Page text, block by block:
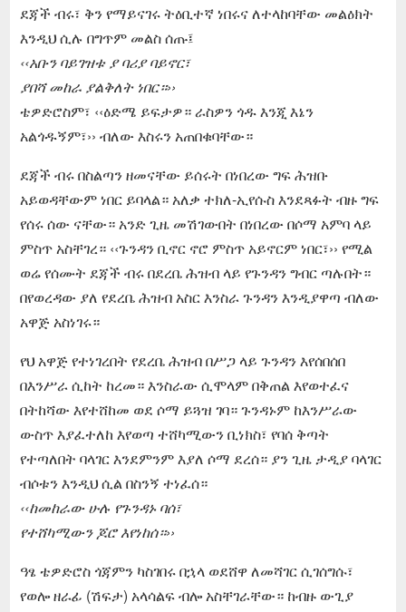
ደጃች ብሩ፣ ቅን የማይናገሩ ትዕቢተኛ ነበሩና ለተላከባቸው መልዕክት
እንዲህ ሲሉ በግጥም መልስ ሰጡ፤
‹‹አቡን ባይገዝቱ ያ ባሪያ ባይኖር፣
ያበሻ መከራ ያልቅለት ነበር።››
ቴዎድሮስም፣ ‹‹ዕድሜ ይፍታዎ። ራስዎን ጎዱ እንጂ እኔን
አልጎዱኝም፣›› ብለው እስሩን አጠበቁባቸው።
ደጃች ብሩ በስልጣን ዘመናቸው ይሰሩት በነበረው ግፍ ሕዝቡ
አይወዳቸውም ነበር ይባላል። አለቃ ተክለ-ኢየሱስ እንደጻፉት ብዙ ግፍ
የሰሩ ሰው ናቸው። አንድ ጊዜ መሽገውበት በነበረው በሶማ አምባ ላይ
ምስጥ አስቸገረ። ‹‹ጉንዳን ቢኖር ኖሮ ምስጥ አይኖርም ነበር፣›› የሚል
ወሬ የሰሙት ደጃች ብሩ በደረቤ ሕዝብ ላይ የጉንዳን ግብር ጣሉበት።
በየወረዳው ያለ የደረቤ ሕዝብ አስር እንስራ ጉንዳን እንዲያዋጣ ብለው
አዋጅ አስነገሩ።
የህ አዋጅ የተነገረበት የደረቤ ሕዝብ በሥጋ ላይ ጉንዳን እየሰበሰበ
በእንሥራ ሲከት ከረመ። እንስራው ሲሞላም በቅጠል እየወተፈና
በትከሻው እየተሸከመ ወደ ሶማ ይጓዝ ገባ። ጉንዳኑም ከእንሥራው
ውስጥ እያፈተለከ እየወጣ ተሸካሚውን ቢነክስ፣ የባሰ ቅጣት
የተጣለበት ባላገር እንደምንም እያለ ሶማ ደረሰ። ያን ጊዜ ታዲያ ባላገር
ብሶቱን እንዲህ ሲል በስንኝ ተነፈሰ።
‹‹ከመከራው ሁሉ የጉንዳኑ ባሰ፣
የተሸካሚውን ጆሮ እየነከሰ።››
ዓፄ ቴዎድሮስ ጎጃምን ካስገበሩ በኋላ ወደሸዋ ለመሻገር ሲገሰግሱ፣
የወሎ ዘራፊ (ሽፍታ) አላሳልፍ ብሎ አስቸገራቸው። ከብዙ ውጊያ